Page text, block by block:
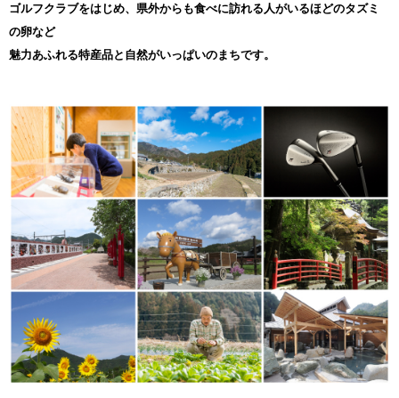
ゴルフクラブをはじめ、県外からも食べに訪れる人がいるほどのタズミ
の卵など
魅力あふれる特産品と自然がいっぱいのまちです。